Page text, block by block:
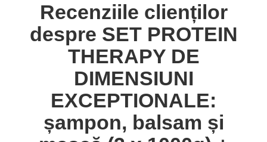
Recenziile clienților
despre SET PROTEIN
THERAPY DE
DIMENSIUNI
EXCEPTIONALE:
șampon, balsam și